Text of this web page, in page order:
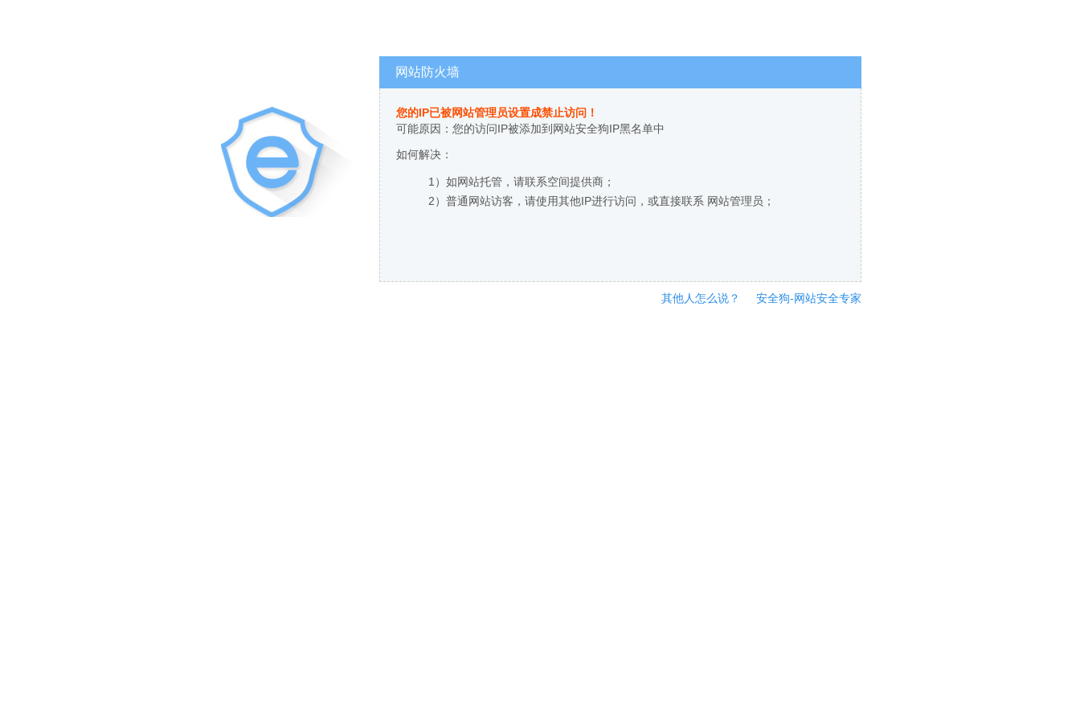
网站防火墙
您的IP已被网站管理员设置成禁止访问！
可能原因：您的访问IP被添加到网站安全狗IP黑名单中
如何解决：
1）如网站托管，请联系空间提供商；
2）普通网站访客，请使用其他IP进行访问，或直接联系 网站管理员；
其他人怎么说？ 安全狗-网站安全专家